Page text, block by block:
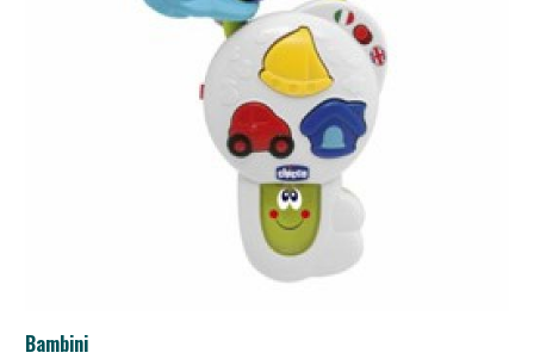
BambiniAnticellulite e Fanghi: Sconto fino al 40% valido